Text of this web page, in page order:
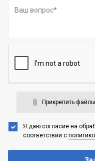
Прикрепить
Я даю согласие на
соответствии с